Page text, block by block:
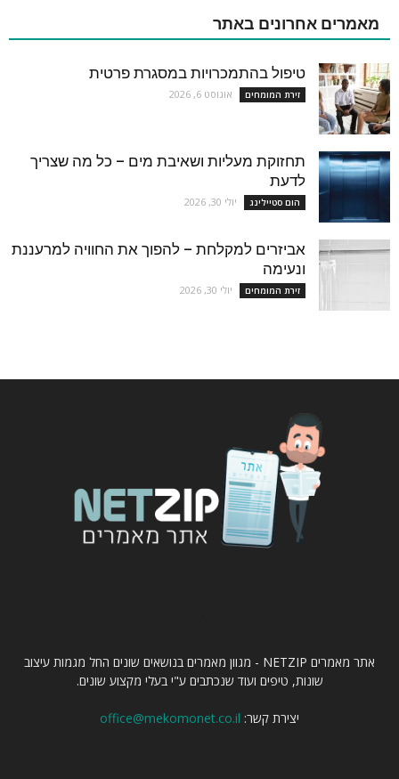
מאמרים אחרונים באתר
טיפול בהתמכרויות במסגרת פרטית
זירת המומחים אוגוסט 6, 2026
תחזוקת מעליות ושאיבת מים – כל מה שצריך
לדעת
הום סטיילינג יולי 30, 2026
אביזרים למקלחת – להפוך את החוויה למרעננת
ונעימה
זירת המומחים יולי 30, 2026
אתר מאמרים NETZIP - מגוון מאמרים בנושאים שונים החל מגמות עיצוב
שונות, טיפים ועוד שנכתבים ע"י בעלי מקצוע שונים.
יצירת קשר: office@mekomonet.co.il